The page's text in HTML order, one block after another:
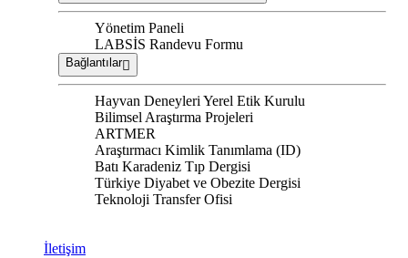
Yönetim Paneli
LABSİS Randevu Formu
Bağlantılar
Hayvan Deneyleri Yerel Etik Kurulu
Bilimsel Araştırma Projeleri
ARTMER
Araştırmacı Kimlik Tanımlama (ID)
Batı Karadeniz Tıp Dergisi
Türkiye Diyabet ve Obezite Dergisi
Teknoloji Transfer Ofisi
İletişim